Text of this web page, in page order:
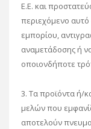
Ε.Ε. και
περιεχόμενο αυτό
εμπορίου,
αναμετάδοσης ή
οποιονδήποτε
3. Τα προϊόντα ή/
μελών που
αποτελούν